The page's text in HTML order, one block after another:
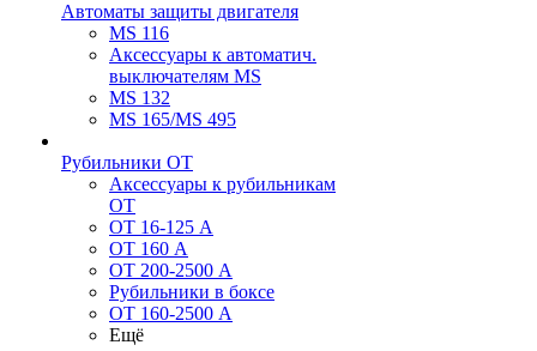
Автоматы защиты двигателя
MS 116
Аксессуары к автоматич.
выключателям MS
MS 132
MS 165/MS 495
Рубильники ОТ
Аксессуары к рубильникам
OT
OT 16-125 А
OT 160 А
OT 200-2500 А
Рубильники в боксе
OT 160-2500 А
Ещё